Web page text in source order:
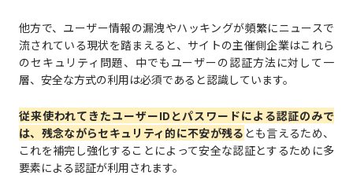
他方で、ユーザー情報の漏洩やハッキングが頻繁にニュースで
流されている現状を踏まえると、サイトの主催側企業はこれら
のセキュリティ問題、中でもユーザーの認証方法に対して一
層、安全な方式の利用は必須であると認識しています。
従来使われてきたユーザーIDとパスワードによる認証のみで
は、残念ながらセキュリティ的に不安が残る とも言えるため、
これを補完し強化することによって安全な認証とするために多
要素による認証が利用されます。